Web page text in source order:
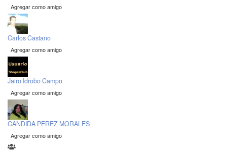
Agregar como amigo
Carlos Castano
Agregar como amigo
Jairo Idrobo Campo
Agregar como amigo
CANDIDA PEREZ MORALES
Agregar como amigo